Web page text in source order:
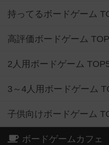
持ってるボードゲーム
高評価ボードゲーム
2人用ボードゲーム
3～4人用ボードゲーム
子供向けボードゲーム
ボードゲームカフェ